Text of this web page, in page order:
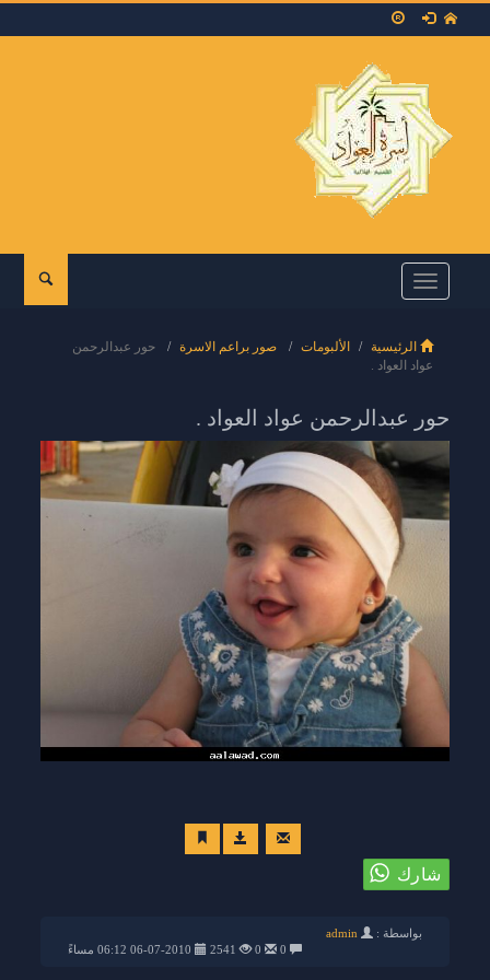
Toggle
navigation
الرئيسية الألبومات صور براعم الاسرة
حور عبدالرحمن
عواد العواد .
حور عبدالرحمن عواد العواد .
بواسطة :
admin
0
0
2541 06-07-2010 06:12 مساءً